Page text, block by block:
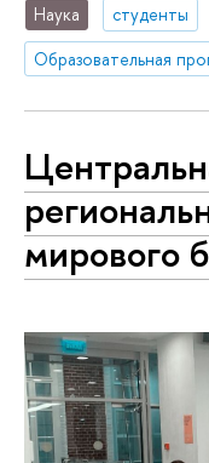
Наука студенты
мирового